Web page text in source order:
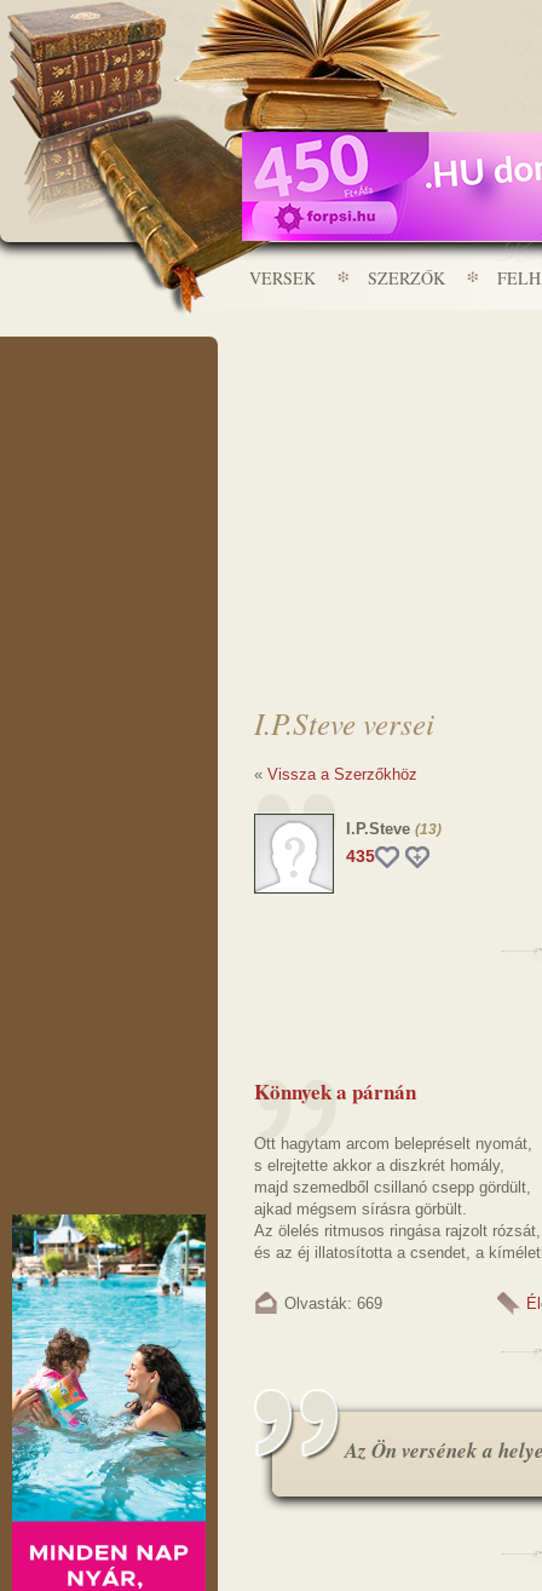
VERSEK SZERZŐK
I.P.Steve versei
« Vissza a Szerzőkhöz
I.P.Steve (13)
435
Könnyek a párnán
Ott hagytam arcom belepréselt nyomát,
s elrejtette akkor a diszkrét homály,
majd szemedből csillanó csepp gördült,
ajkad mégsem sírásra görbült.
Az ölelés ritmusos ringása rajzolt rózsát,
és az éj illatosította a csendet, a
Olvasták: 669
Az Ön versének a